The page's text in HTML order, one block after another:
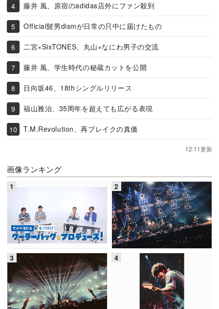
藤井 風、原宿のadidas店外にファン殺到
Official髭男dismが日常の只中に届けたもの
二宮×SixTONES、丸山×なにわ男子の交流
藤井 風、学生時代の秘蔵カットを公開
日向坂46、18thシングルリリース
福山雅治、35周年を超えても広がる表現
T.M.Revolution、再ブレイクの真価
12:11更新
画像ランキング